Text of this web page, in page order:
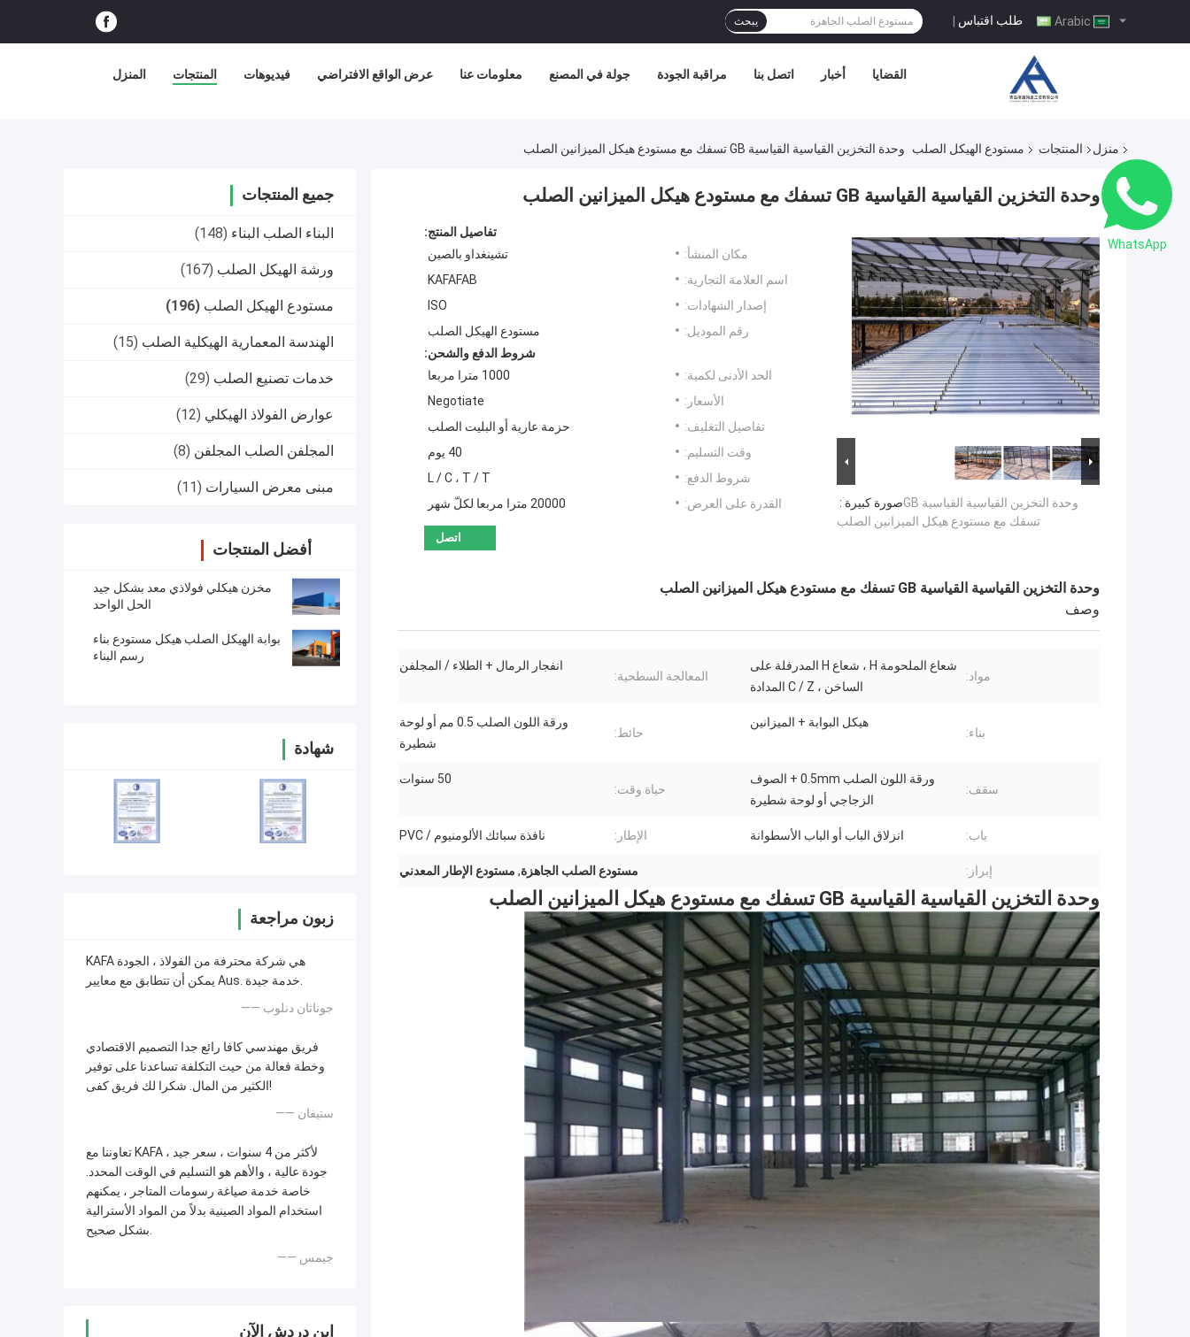
طلب اقتباس | يبحث
المنزل المنتجات فيديوهات عرض الواقع الافتراضي معلومات عنا جولة في المصنع مراقبة الجودة اتصل بنا أخبار القضايا
منزل المنتجات مستودع الهيكل الصلب وحدة التخزين القياسية القياسية GB تسفك مع مستودع هيكل الميزانين الصلب
جميع المنتجات
البناء الصلب البناء (148)
ورشة الهيكل الصلب (167)
مستودع الهيكل الصلب (196)
الهندسة المعمارية الهيكلية الصلب (15)
خدمات تصنيع الصلب (29)
عوارض الفولاذ الهيكلي (12)
المجلفن الصلب المجلفن (8)
مبنى معرض السيارات (11)
أفضل المنتجات
مخزن هيكلي فولاذي معد بشكل جيد
الحل الواحد
بوابة الهيكل الصلب هيكل مستودع بناء
رسم البناء
شهادة
زبون مراجعة
KAFA هي شركة محترفة من الفولاذ ، الجودة
يمكن أن تتطابق مع معايير Aus. خدمة جيدة.
—— جوناثان دنلوب
فريق مهندسي كافا رائع جدا التصميم الاقتصادي
وخطة فعالة من حيث التكلفة تساعدنا على توفير
الكثير من المال. شكرا لك فريق كفى!
—— ستيفان
تعاوننا مع KAFA لأكثر من 4 سنوات ، سعر جيد ،
جودة عالية ، والأهم هو التسليم في الوقت المحدد.
خاصة خدمة صياغة رسومات المتاجر ، يمكنهم
استخدام المواد الصينية بدلاً من المواد الأسترالية
بشكل صحيح.
—— جيمس
ابن دردش الآن
وحدة التخزين القياسية القياسية GB تسفك مع مستودع هيكل الميزانين الصلب
صورة كبيرة :وحدة التخزين القياسية القياسية GB
تسفك مع مستودع هيكل الميزانين الصلب
تفاصيل المنتج:
مكان المنشأ:
تشينغداو بالصين
اسم العلامة التجارية:
KAFAFAB
إصدار الشهادات:
ISO
رقم الموديل:
مستودع الهيكل الصلب
شروط الدفع والشحن:
الحد الأدنى لكمية:
1000 مترا مربعا
الأسعار:
Negotiate
تفاصيل التغليف:
حزمة عارية أو البليت الصلب
وقت التسليم:
40 يوم
شروط الدفع:
L / C ، T / T
القدرة على العرض:
20000 مترا مربعا لكلّ شهر
اتصل
وحدة التخزين القياسية القياسية GB تسفك مع مستودع هيكل الميزانين الصلب
وصف
مواد:
شعاع الملحومة H ، شعاع H المدرفلة على
الساخن ، C / Z المدادة
المعالجة السطحية:
انفجار الرمال + الطلاء / المجلفن
بناء:
هيكل البوابة + الميزانين
حائط:
ورقة اللون الصلب 0.5 مم أو لوحة
شطيرة
سقف:
ورقة اللون الصلب 0.5mm + الصوف
الزجاجي أو لوحة شطيرة
حياة وقت:
50 سنوات
باب: انزلاق الباب أو الباب الأسطوانة الإطار: نافذة سبائك الألومنيوم / PVC
إبراز: مستودع الصلب الجاهزة, مستودع الإطار المعدني
وحدة التخزين القياسية القياسية GB تسفك مع مستودع هيكل الميزانين الصلب
WhatsApp